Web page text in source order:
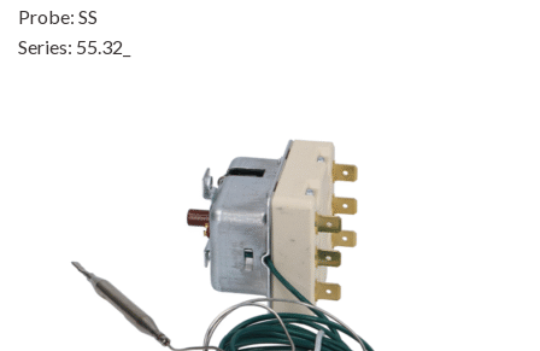
Probe: SS
Series: 55.32_